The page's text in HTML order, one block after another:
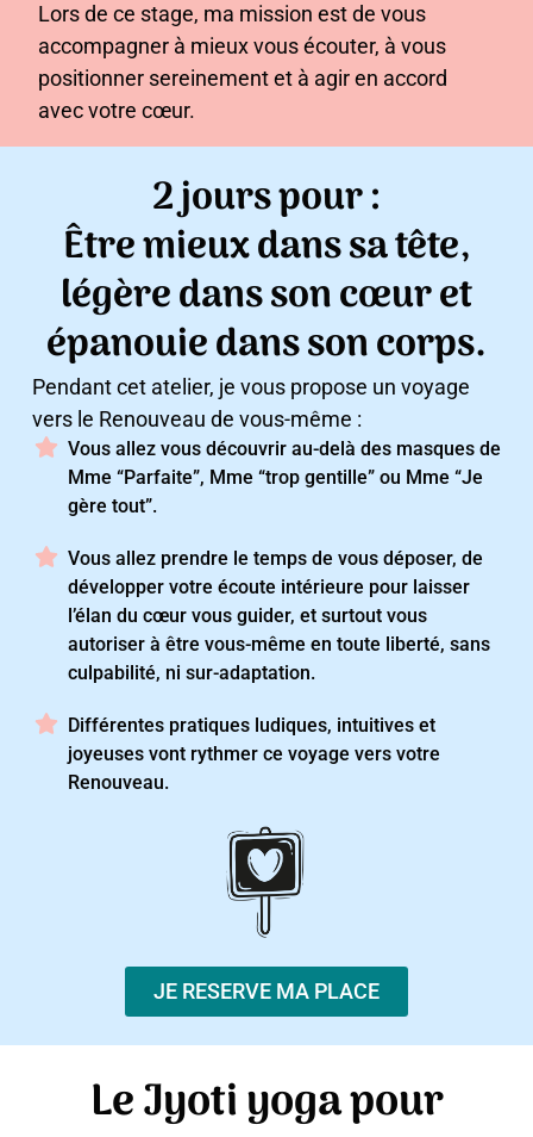
Lors de ce stage, ma mission est de vous
accompagner à mieux vous écouter, à vous
positionner sereinement et à agir en accord
avec votre cœur.
2 jours pour :
Être mieux dans sa tête,
légère dans son cœur et
épanouie dans son corps.
Pendant cet atelier, je vous propose un voyage
vers le Renouveau de vous-même :
Vous allez vous découvrir au-delà des masques de
Mme “Parfaite”, Mme “trop gentille” ou Mme “Je
gère tout”.
Vous allez prendre le temps de vous déposer, de
développer votre écoute intérieure pour laisser
l’élan du cœur vous guider, et surtout vous
autoriser à être vous-même en toute liberté, sans
culpabilité, ni sur-adaptation.
Différentes pratiques ludiques, intuitives et
joyeuses vont rythmer ce voyage vers votre
Renouveau.
JE RESERVE MA PLACE
Le Jyoti yoga pour